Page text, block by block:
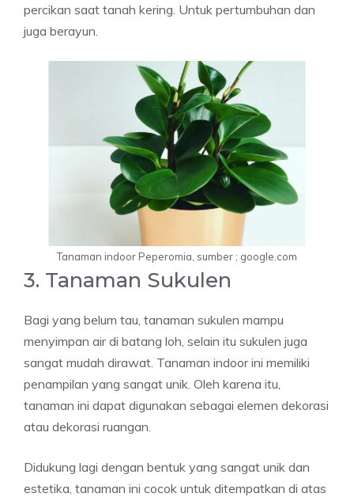
percikan saat tanah kering. Untuk pertumbuhan dan
juga berayun.
Tanaman indoor Peperomia, sumber ; google.com
3. Tanaman Sukulen
Bagi yang belum tau, tanaman sukulen mampu
menyimpan air di batang loh, selain itu sukulen juga
sangat mudah dirawat. Tanaman indoor ini memiliki
penampilan yang sangat unik. Oleh karena itu,
tanaman ini dapat digunakan sebagai elemen dekorasi
atau dekorasi ruangan.
Didukung lagi dengan bentuk yang sangat unik dan
estetika, tanaman ini cocok untuk ditempatkan di atas